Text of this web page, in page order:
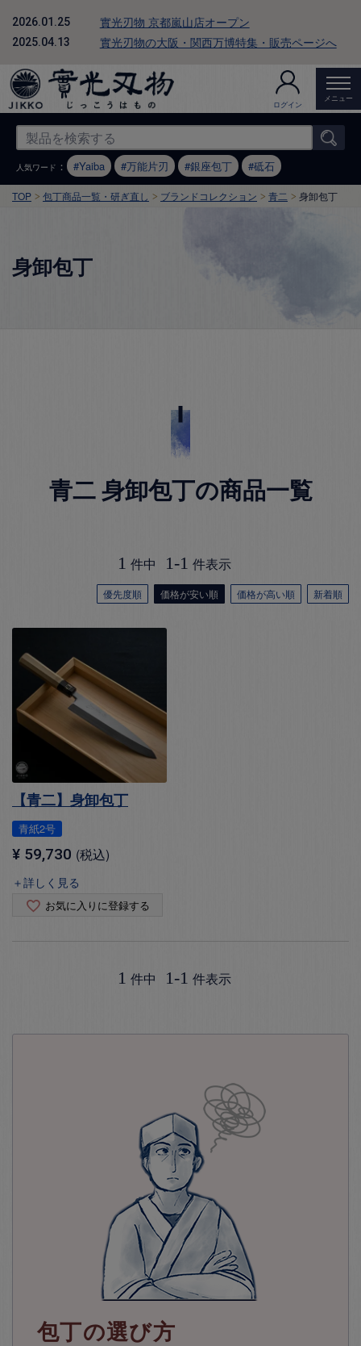
2026.01.25 實光刃物 京都嵐山店オープン
2025.04.13 實光刃物の大阪・関西万博特集・販売ページへ
ログイン
メニュー
人気ワード ： Yaiba 万能片刃 銀座包丁 砥石
TOP 包丁商品一覧・研ぎ直し ブランドコレクション 青二 身卸包丁
身卸包丁
青二 身卸包丁の商品一覧
優先度順 価格が安い順 価格が高い順 新着順
1 件中 1-1 件表示
【青二】身卸包丁
青紙2号
¥ 59,730 税込
＋詳しく見る
お気に入りに登録する
1 件中 1-1 件表示
包丁の選び方